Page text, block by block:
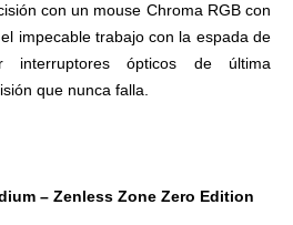
con un mouse Chroma RGB con
impecable trabajo con la espada de
interruptores ópticos de última
que nunca falla.
– Zenless Zone Zero Edition